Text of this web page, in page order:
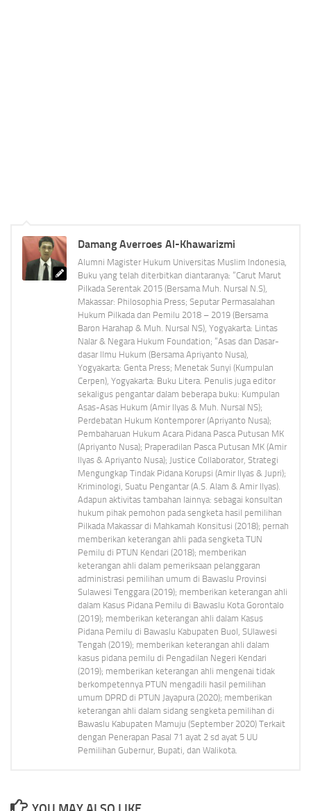
Damang Averroes Al-Khawarizmi
Alumni Magister Hukum Universitas Muslim Indonesia,
Buku yang telah diterbitkan diantaranya: “Carut Marut
Pilkada Serentak 2015 (Bersama Muh. Nursal N.S),
Makassar: Philosophia Press; Seputar Permasalahan
Hukum Pilkada dan Pemilu 2018 – 2019 (Bersama
Baron Harahap & Muh. Nursal NS), Yogyakarta: Lintas
Nalar & Negara Hukum Foundation; “Asas dan Dasar-
dasar Ilmu Hukum (Bersama Apriyanto Nusa),
Yogyakarta: Genta Press; Menetak Sunyi (Kumpulan
Cerpen), Yogyakarta: Buku Litera. Penulis juga editor
sekaligus pengantar dalam beberapa buku: Kumpulan
Asas-Asas Hukum (Amir Ilyas & Muh. Nursal NS);
Perdebatan Hukum Kontemporer (Apriyanto Nusa);
Pembaharuan Hukum Acara Pidana Pasca Putusan MK
(Apriyanto Nusa); Praperadilan Pasca Putusan MK (Amir
Ilyas & Apriyanto Nusa); Justice Collaborator, Strategi
Mengungkap Tindak Pidana Korupsi (Amir Ilyas & Jupri);
Kriminologi, Suatu Pengantar (A.S. Alam & Amir Ilyas).
Adapun aktivitas tambahan lainnya: sebagai konsultan
hukum pihak pemohon pada sengketa hasil pemilihan
Pilkada Makassar di Mahkamah Konsitusi (2018); pernah
memberikan keterangan ahli pada sengketa TUN
Pemilu di PTUN Kendari (2018); memberikan
keterangan ahli dalam pemeriksaan pelanggaran
administrasi pemilihan umum di Bawaslu Provinsi
Sulawesi Tenggara (2019); memberikan keterangan ahli
dalam Kasus Pidana Pemilu di Bawaslu Kota Gorontalo
(2019); memberikan keterangan ahli dalam Kasus
Pidana Pemilu di Bawaslu Kabupaten Buol, SUlawesi
Tengah (2019); memberikan keterangan ahli dalam
kasus pidana pemilu di Pengadilan Negeri Kendari
(2019); memberikan keterangan ahli mengenai tidak
berkompetennya PTUN mengadili hasil pemilihan
umum DPRD di PTUN Jayapura (2020); memberikan
keterangan ahli dalam sidang sengketa pemilihan di
Bawaslu Kabupaten Mamuju (September 2020) Terkait
dengan Penerapan Pasal 71 ayat 2 sd ayat 5 UU
Pemilihan Gubernur, Bupati, dan Walikota.